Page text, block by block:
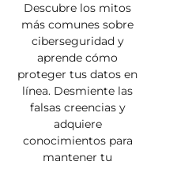
Descubre los mitos
más comunes sobre
ciberseguridad y
aprende cómo
proteger tus datos en
línea. Desmiente las
falsas creencias y
adquiere
conocimientos para
mantener tu